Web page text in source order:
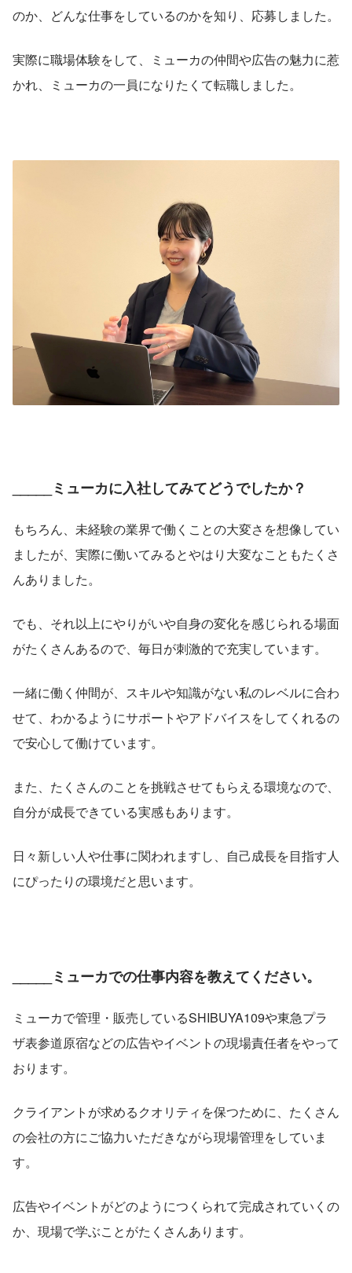
のか、どんな仕事をしているのかを知り、応募しました。
実際に職場体験をして、ミューカの仲間や広告の魅力に惹
かれ、ミューカの一員になりたくて転職しました。
_____ミューカに入社してみてどうでしたか？
もちろん、未経験の業界で働くことの大変さを想像してい
ましたが、実際に働いてみるとやはり大変なこともたくさ
んありました。
でも、それ以上にやりがいや自身の変化を感じられる場面
がたくさんあるので、毎日が刺激的で充実しています。
一緒に働く仲間が、スキルや知識がない私のレベルに合わ
せて、わかるようにサポートやアドバイスをしてくれるの
で安心して働けています。
また、たくさんのことを挑戦させてもらえる環境なので、
自分が成長できている実感もあります。
日々新しい人や仕事に関われますし、自己成長を目指す人
にぴったりの環境だと思います。
_____ミューカでの仕事内容を教えてください。
ミューカで管理・販売しているSHIBUYA109や東急プラ
ザ表参道原宿などの広告やイベントの現場責任者をやって
おります。
クライアントが求めるクオリティを保つために、たくさん
の会社の方にご協力いただきながら現場管理をしていま
す。
広告やイベントがどのようにつくられて完成されていくの
か、現場で学ぶことがたくさんあります。